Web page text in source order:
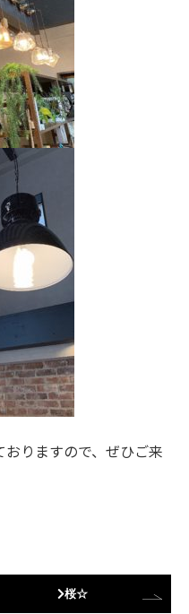
りますので、ぜひご来
桜☆